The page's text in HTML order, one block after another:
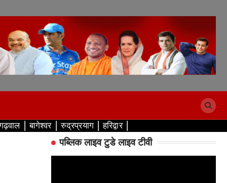
बागेश्वर रुद्रप्रयाग हरिद्वार
पब्लिक लाइव टुडे लाइव टीवी